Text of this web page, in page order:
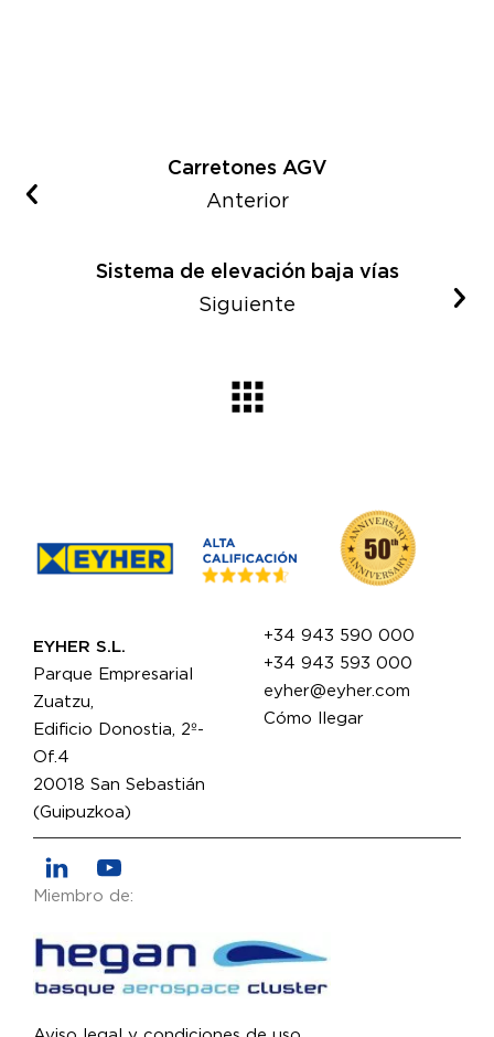
Carretones AGV
Anterior
Sistema de elevación baja vías
Siguiente
EYHER S.L.
Parque Empresarial
Zuatzu,
Edificio Donostia, 2º-
Of.4
20018 San Sebastián
(Guipuzkoa)
+34 943 590 000
+34 943 593 000
eyher@eyher.com
Cómo llegar
Miembro de: